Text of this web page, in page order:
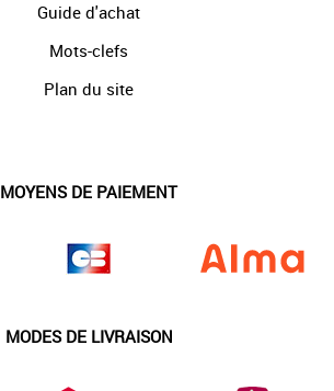
Guide d'achat
Mots-clefs
Plan du site
MOYENS DE PAIEMENT
MODES DE LIVRAISON